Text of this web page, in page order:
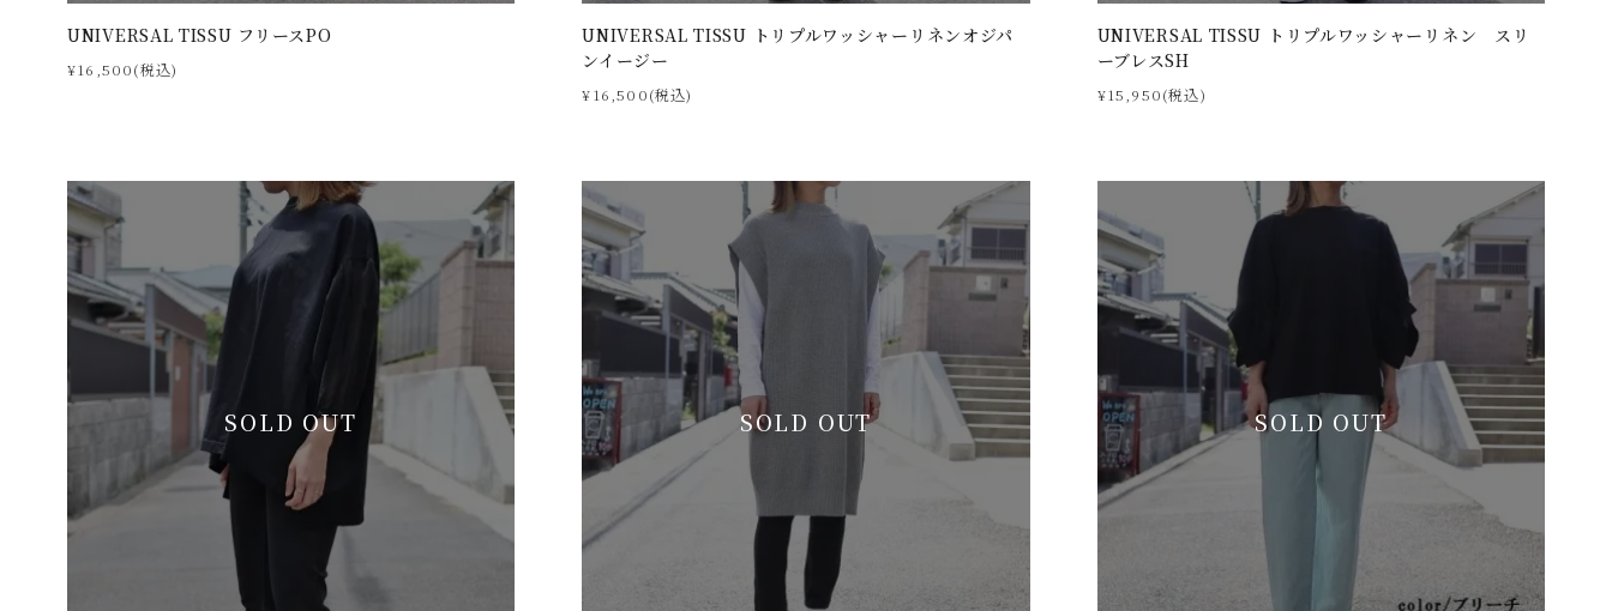
UNIVERSAL TISSU フリースPO
¥16,500(税込)
UNIVERSAL TISSU トリプルワッシャーリネンオジパ
ンイージー
¥16,500(税込)
UNIVERSAL TISSU トリプルワッシャーリネン スリ
ーブレスSH
¥15,950(税込)
SOLD OUT SOLD OUT SOLD OUT